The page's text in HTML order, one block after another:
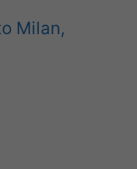
Milan,